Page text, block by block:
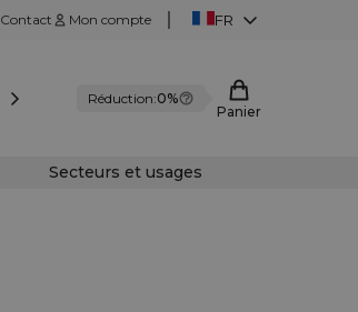
Contact Mon compte FR
Réduction:0%
Panier
Secteurs et usages